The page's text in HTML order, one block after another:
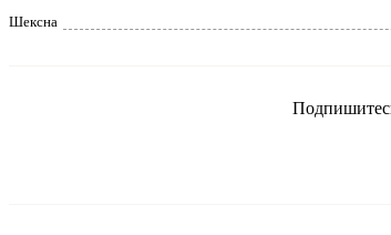
Шексна